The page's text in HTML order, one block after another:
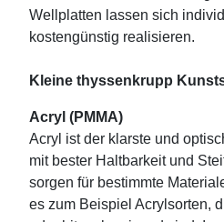
Wellplatten lassen sich
kostengünstig realisieren.
Kleine thyssenkrupp
Acryl (PMMA)
Acryl ist der klarste und
mit bester Haltbarkeit und
sorgen für bestimmte
es zum Beispiel Acrylsorten,